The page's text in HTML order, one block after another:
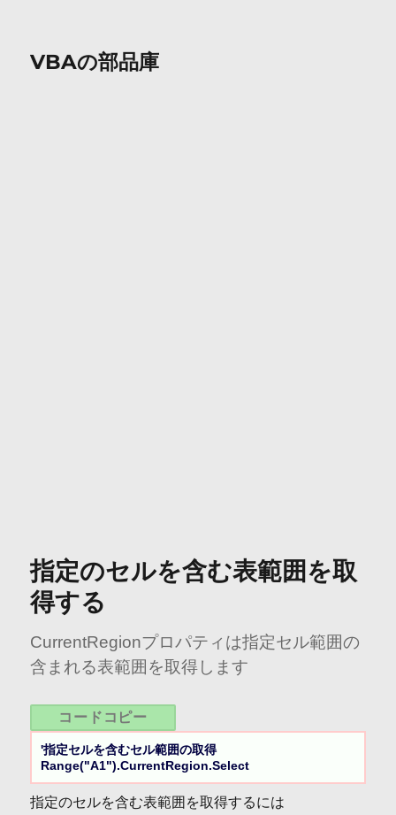
VBAの部品庫
指定のセルを含む表範囲を取
得する
CurrentRegionプロパティは指定セル範囲の
含まれる表範囲を取得します
コードコピー
'指定セルを含むセル範囲の取得
Range("A1").CurrentRegion.Select
指定のセルを含む表範囲を取得するには